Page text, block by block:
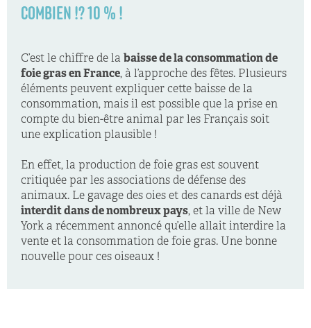
COMBIEN !? 10 % !
C’est le chiffre de la baisse de la consommation de
foie gras en France, à l’approche des fêtes. Plusieurs
éléments peuvent expliquer cette baisse de la
consommation, mais il est possible que la prise en
compte du bien-être animal par les Français soit
une explication plausible !
En effet, la production de foie gras est souvent
critiquée par les associations de défense des
animaux. Le gavage des oies et des canards est déjà
interdit dans de nombreux pays, et la ville de New
York a récemment annoncé qu’elle allait interdire la
vente et la consommation de foie gras. Une bonne
nouvelle pour ces oiseaux !